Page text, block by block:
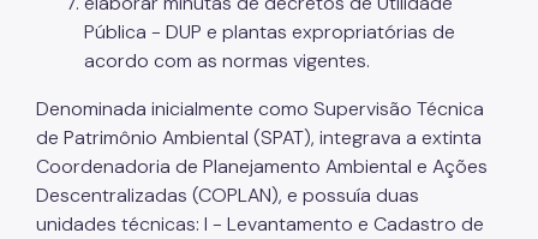
Plano de Ação Climática
COMFROTA-SP
Planos
Pública - DUP e plantas expropriatórias de
acordo com as normas vigentes.
Denominada inicialmente como Supervisão Técnica
de Patrimônio Ambiental (SPAT), integrava a extinta
Coordenadoria de Planejamento Ambiental e Ações
Descentralizadas (COPLAN), e possuía duas
unidades técnicas: I - Levantamento e Cadastro de